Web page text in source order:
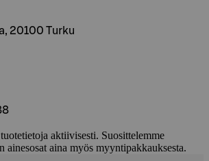
20100 Turku
aktiivisesti. Suosittelemme
ainesosat aina myös myyntipakkauksesta.